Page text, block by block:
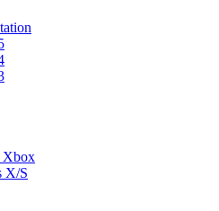
Xbox
X/S